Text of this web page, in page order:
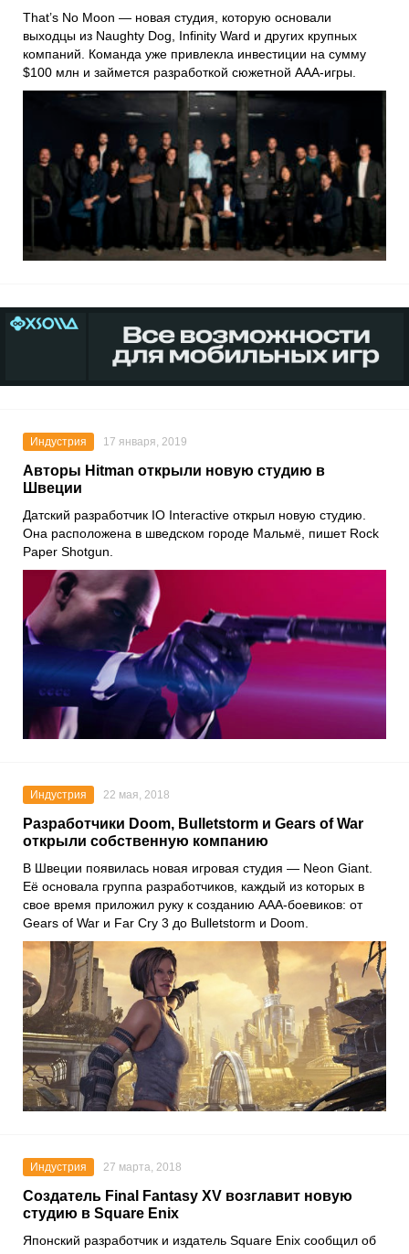
That’s No Moon — новая студия, которую основали
выходцы из Naughty Dog Infinity Ward и других крупных
компаний. Команда уже привлекла инвестиции на сумму
$100 млн и займется разработкой сюжетной AAA-игры.
Индустрия 17 января, 2019
Авторы Hitman открыли новую студию в
Швеции
Датский разработчик IO Interactive открыл новую студию.
Она расположена в шведском городе Мальмё, пишет Rock
Paper Shotgun.
Индустрия 22 мая, 2018
Разработчики Doom, Bulletstorm и Gears of War
открыли собственную компанию
В Швеции появилась новая игровая студия — Neon Giant.
Её основала группа разработчиков, каждый из которых в
свое время приложил руку к созданию AAA-боевиков: от
Gears of War и Far Cry 3 до Bulletstorm и Doom.
Индустрия 27 марта, 2018
Создатель Final Fantasy XV возглавит новую
студию в Square Enix
Японский разработчик и издатель Square Enix сообщил об